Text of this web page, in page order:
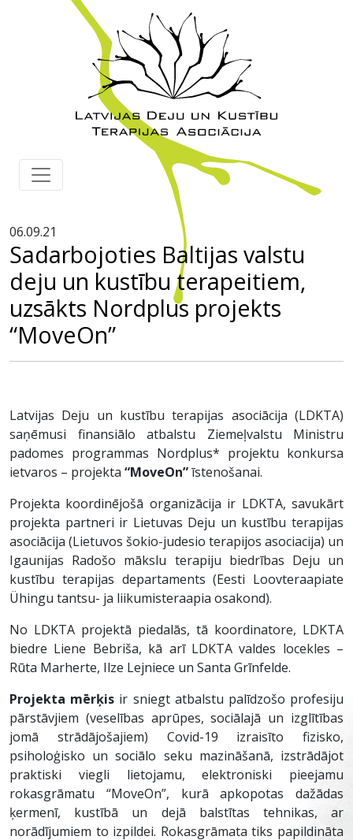
06.09.21
Sadarbojoties Baltijas valstu
deju un kustību terapeitiem,
uzsākts Nordplus projekts
“MoveOn”
Latvijas Deju un kustību terapijas asociācija (LDKTA)
saņēmusi finansiālo atbalstu Ziemeļvalstu Ministru
padomes programmas Nordplus* projektu konkursa
ietvaros – projekta “MoveOn”īstenošanai.
Projekta koordinējošā organizācija ir LDKTA, savukārt
projekta partneri ir Lietuvas Deju un kustību terapijas
asociācija (Lietuvos šokio-judesio terapijos asociacija) un
Igaunijas Radošo mākslu terapiju biedrības Deju un
kustību terapijas departaments (Eesti Loovteraapiate
Ühingu tantsu- ja liikumisteraapia osakond).
No LDKTA projektā piedalās, tā koordinatore, LDKTA
biedre Liene Bebriša, kā arī LDKTA valdes locekles –
Rūta Marherte, Ilze Lejniece un Santa Grīnfelde.
Projekta mērķis ir sniegt atbalstu palīdzošo profesiju
pārstāvjiem (veselības aprūpes, sociālajā un izglītības
jomā strādājošajiem) Covid-19 izraisīto fizisko,
psiholoģisko un sociālo seku mazināšanā, izstrādājot
praktiski viegli lietojamu, elektroniski pieejamu
rokasgrāmatu “MoveOn”, kurā apkopotas dažādas
ķermenī, kustībā un dejā balstītas tehnikas, ar
norādījumiem to izpildei. Rokasgrāmata tiks papildināta